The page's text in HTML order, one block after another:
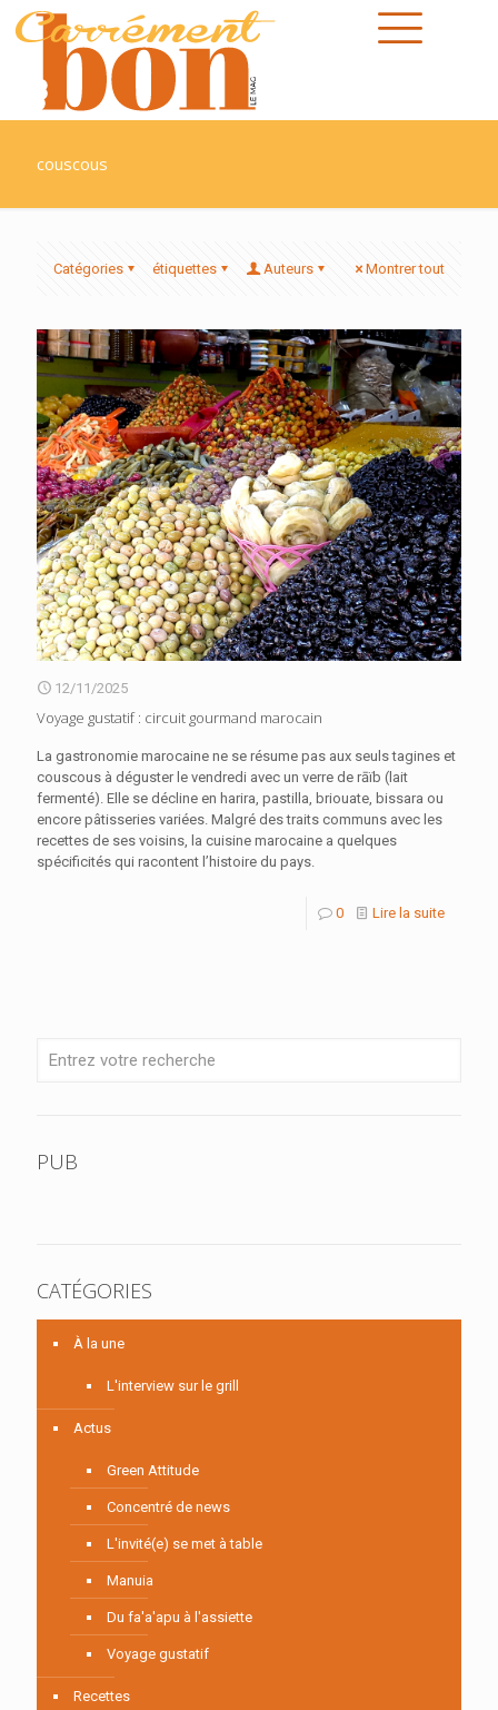
couscous
Catégories étiquettes Auteurs Montrer tout
12/11/2025
Voyage gustatif : circuit gourmand marocain
La gastronomie marocaine ne se résume pas aux seuls tagines et
couscous à déguster le vendredi avec un verre de rāïb (lait
fermenté). Elle se décline en harira, pastilla, briouate, bissara ou
encore pâtisseries variées. Malgré des traits communs avec les
recettes de ses voisins, la cuisine marocaine a quelques
spécificités qui racontent l’histoire du pays.
0 Lire la suite
PUB
CATÉGORIES
À la une
L'interview sur le grill
Actus
Green Attitude
Concentré de news
L'invité(e) se met à table
Manuia
Du fa'a'apu à l'assiette
Voyage gustatif
Recettes